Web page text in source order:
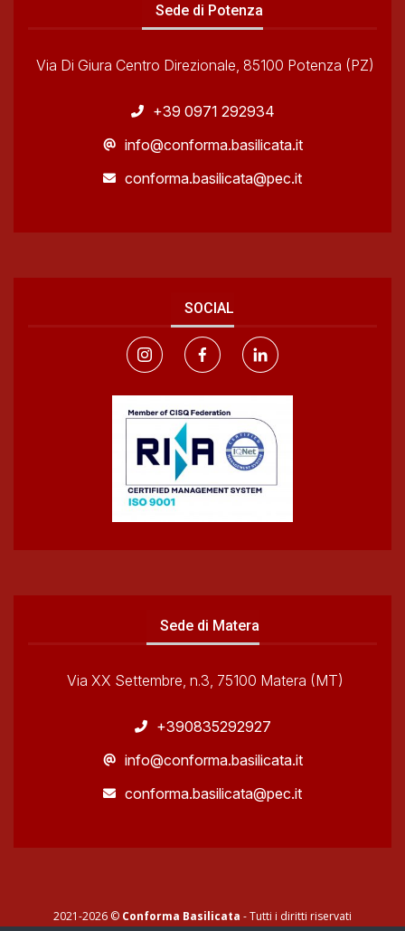
Sede di Potenza
Via Di Giura Centro Direzionale, 85100 Potenza (PZ)
+39 0971 292934
info@conforma.basilicata.it
conforma.basilicata@pec.it
SOCIAL
Sede di Matera
Via XX Settembre, n.3, 75100 Matera (MT)
+390835292927
info@conforma.basilicata.it
conforma.basilicata@pec.it
2021-2026 © Conforma Basilicata - Tutti i diritti riservati